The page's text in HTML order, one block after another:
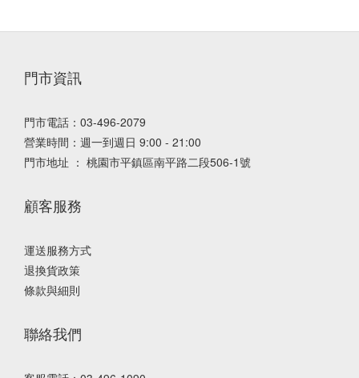
門市資訊
門市電話：03-496-2079
營業時間：週一到週日 9:00 - 21:00
門市地址 ： 桃園市平鎮區南平路二段506-1號
顧客服務
運送服務方式
退換貨政策
條款與細則
聯絡我們